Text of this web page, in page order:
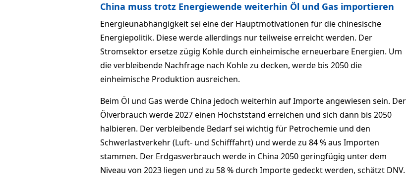
China muss trotz Energiewende weiterhin Öl und Gas importieren
Energieunabhängigkeit sei eine der Hauptmotivationen für die chinesische
Energiepolitik. Diese werde allerdings nur teilweise erreicht werden. Der
Stromsektor ersetze zügig Kohle durch einheimische erneuerbare Energien. Um
die verbleibende Nachfrage nach Kohle zu decken, werde bis 2050 die
einheimische Produktion ausreichen.
Beim Öl und Gas werde China jedoch weiterhin auf Importe angewiesen sein. Der
Ölverbrauch werde 2027 einen Höchststand erreichen und sich dann bis 2050
halbieren. Der verbleibende Bedarf sei wichtig für Petrochemie und den
Schwerlastverkehr (Luft- und Schifffahrt) und werde zu 84 % aus Importen
stammen. Der Erdgasverbrauch werde in China 2050 geringfügig unter dem
Niveau von 2023 liegen und zu 58 % durch Importe gedeckt werden, schätzt DNV.